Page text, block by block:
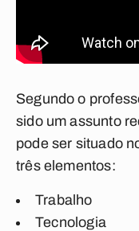
Segundo o
sido um assunto
pode ser situado
três elementos:
Trabalho
Tecnologia